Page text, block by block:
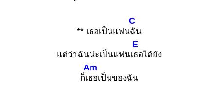
** เธอเป็นแฟน
C
ฉัน
แต่ว่าฉันน่ะเป็นแฟนเ
E
ธอได้ยัง
ก็เ
Am
ธอเป็นของฉัน